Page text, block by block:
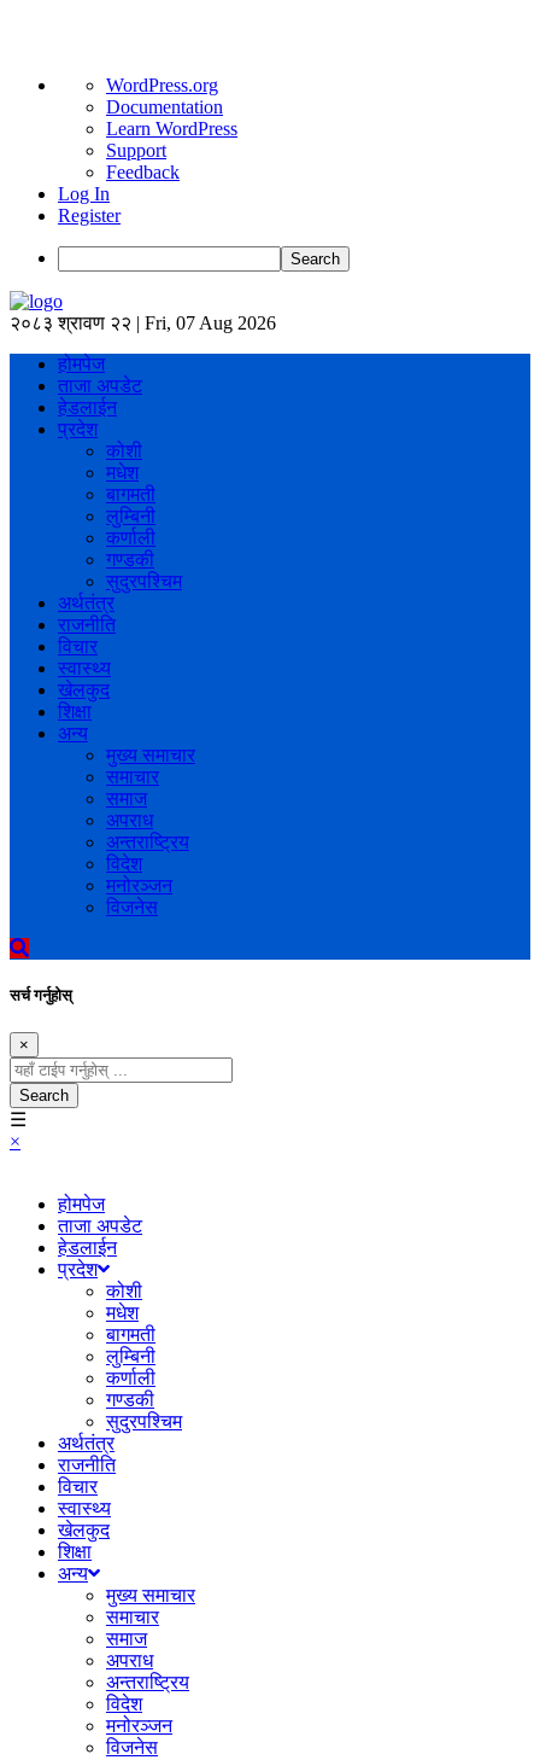
About
WordPress
WordPress.org
Documentation
Learn WordPress
Support
Feedback
Log In
Register
Search
२०८३ श्रावण २२ | Fri, 07 Aug 2026
होमपेज
ताजा अपडेट
हेडलाईन
प्रदेश
कोशी
मधेश
बागमती
लुम्बिनी
कर्णाली
गण्डकी
सुदुरपश्चिम
अर्थतंत्र
राजनीति
विचार
स्वास्थ्य
खेलकुद
शिक्षा
अन्य
मुख्य समाचार
समाचार
समाज
अपराध
अन्तराष्ट्रिय
विदेश
मनोरञ्जन
विजनेस
सर्च गर्नुहोस्
×
Search
☰
×
होमपेज
ताजा अपडेट
हेडलाईन
प्रदेश
कोशी
मधेश
बागमती
लुम्बिनी
कर्णाली
गण्डकी
सुदुरपश्चिम
अर्थतंत्र
राजनीति
विचार
स्वास्थ्य
खेलकुद
शिक्षा
अन्य
मुख्य समाचार
समाचार
समाज
अपराध
अन्तराष्ट्रिय
विदेश
मनोरञ्जन
विजनेस